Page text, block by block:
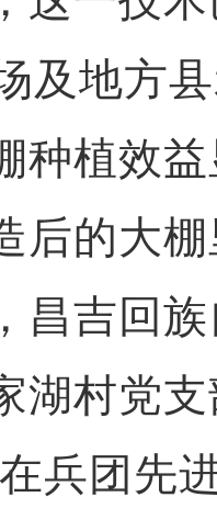
及地方
种植效
的大棚
昌吉回
湖村党
兵团先